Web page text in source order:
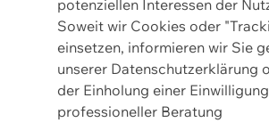
potenziellen Interessen der
Soweit wir Cookies oder
einsetzen, informieren wir Sie
unserer Datenschutzerklärung
der Einholung einer
professioneller Beratung